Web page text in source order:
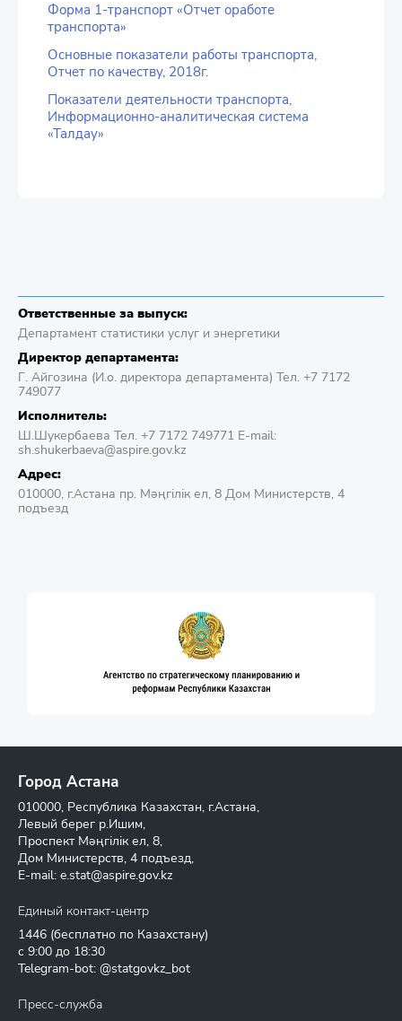
Форма 1-транспорт «Отчет оработе
транспорта»
Основные показатели работы транспорта,
Отчет по качеству, 2018г.
Показатели деятельности транспорта,
Информационно-аналитическая система
«Талдау»
Ответственные за выпуск:
Департамент статистики услуг и энергетики
Директор департамента:
Г. Айгозина (И.о. директора департамента) Тел. +7 7172
749077
Исполнитель:
Ш.Шукербаева Тел. +7 7172 749771 E-mail:
sh.shukerbaeva@aspire.gov.kz
Адрес:
010000, г.Астана пр. Мәңгілік ел, 8 Дом Министерств, 4
подъезд
Город Астана
010000, Республика Казахстан, г.Астана,
Левый берег р.Ишим,
Проспект Мәңгілік ел, 8,
Дом Министерств, 4 подъезд,
E-mail: e.stat@aspire.gov.kz
Единый контакт-центр
1446 (бесплатно по Казахстану)
с 9:00 до 18:30
Telegram-bot: @statgovkz_bot
Пресс-служба